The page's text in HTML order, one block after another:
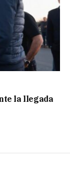
la llegada